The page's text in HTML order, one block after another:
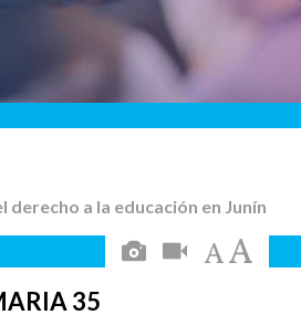
a la educación en Junín
35